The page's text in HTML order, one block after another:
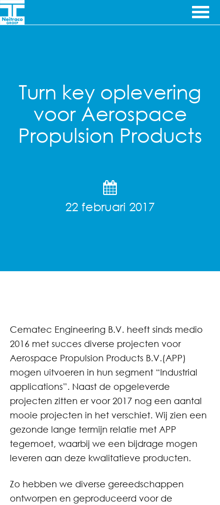
Ga door naar inhoud
Engineering
Turn key oplevering
voor Aerospace
Propulsion Products
22 februari 2017
Cematec Engineering B.V. heeft sinds medio
2016 met succes diverse projecten voor
Aerospace Propulsion Products B.V.(APP)
mogen uitvoeren in hun segment “Industrial
applications”. Naast de opgeleverde
projecten zitten er voor 2017 nog een aantal
mooie projecten in het verschiet. Wij zien een
gezonde lange termijn relatie met APP
tegemoet, waarbij we een bijdrage mogen
leveren aan deze kwalitatieve producten.
Zo hebben we diverse gereedschappen
ontworpen en geproduceerd voor de